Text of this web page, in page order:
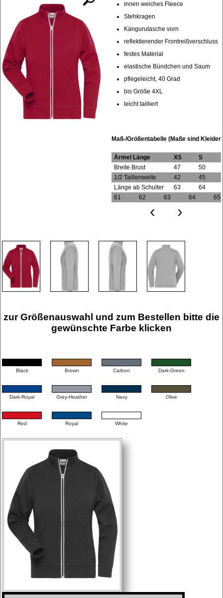
innen weiches Fleece
Stehkragen
Kängurutasche vorn
reflektierender Frontreißverschluss
festes Material
elastische Bündchen und Saum
pflegeleicht, 40 Grad
bis Größe 4XL
leicht tailliert
Maß-/Größentabelle (Maße sind
Ärmel Länge XS
S
Breite Brust
47
50
1/2 Taillenweite
42
45
Länge ab Schulter
63
64
61
62 63 64 65
‹ ›
zur Größenauswahl und zum Bestellen bitte die
gewünschte Farbe klicken
Black Brown Carbon Dark-Green
Dark-Royal Grey-Heather Navy Olive
Red Royal White